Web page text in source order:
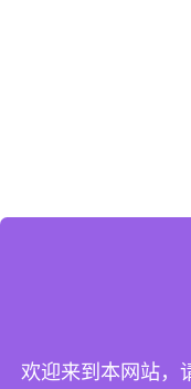
欢迎来到本网站，